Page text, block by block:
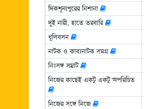
দিকশূন্যপুরের নিশানা
দুই নারী, হাতে তরবারি
ধূলিবসন
নাটক ও কাব্যনাটক সমগ্র
নিঃসঙ্গ সম্রাট
নিজের কাছেই একটু একটু অপরিচিত
নিজের সঙ্গে নিজে